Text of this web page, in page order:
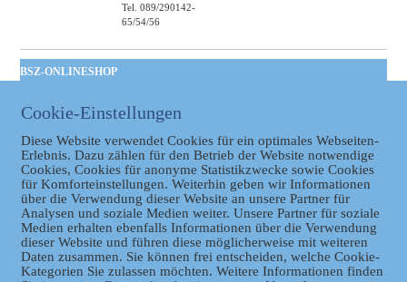
Tel. 089/290142-
65/54/56
BSZ-ONLINESHOP
Taschenbuch
GVBl | Einbanddecke
Datenschutz
Cookie-Einstellungen
Diese Website verwendet Cookies für ein optimales Webseiten-
Erlebnis. Dazu zählen für den Betrieb der Website notwendige
Cookies, Cookies für anonyme Statistikzwecke sowie Cookies
für Komforteinstellungen. Weiterhin geben wir Informationen
über die Verwendung dieser Website an unsere Partner für
Analysen und soziale Medien weiter. Unsere Partner für soziale
Medien erhalten ebenfalls Informationen über die Verwendung
dieser Website und führen diese möglicherweise mit weiteren
Daten zusammen. Sie können frei entscheiden, welche Cookie-
Kategorien Sie zulassen möchten. Weitere Informationen finden